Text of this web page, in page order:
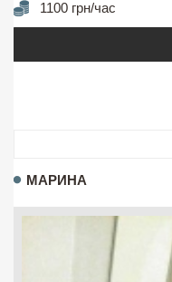
1100 грн/час
МАРИНА